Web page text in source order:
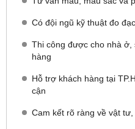
Có đội ngũ kỹ thuật đo
Thi công được cho nhà ở,
hàng
Hỗ trợ khách hàng tại
cận
Cam kết rõ ràng về vật